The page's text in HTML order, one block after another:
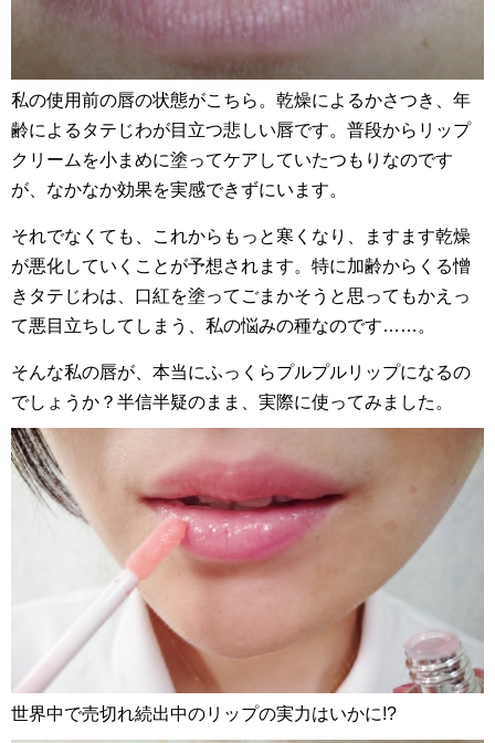
私の使用前の唇の状態がこちら。乾燥によるかさつき、年
齢によるタテじわが目立つ悲しい唇です。普段からリップ
クリームを小まめに塗ってケアしていたつもりなのです
が、なかなか効果を実感できずにいます。
それでなくても、これからもっと寒くなり、ますます乾燥
が悪化していくことが予想されます。特に加齢からくる憎
きタテじわは、口紅を塗ってごまかそうと思ってもかえっ
て悪目立ちしてしまう、私の悩みの種なのです……。
そんな私の唇が、本当にふっくらプルプルリップになるの
でしょうか？半信半疑のまま、実際に使ってみました。
世界中で売切れ続出中のリップの実力はいかに!?